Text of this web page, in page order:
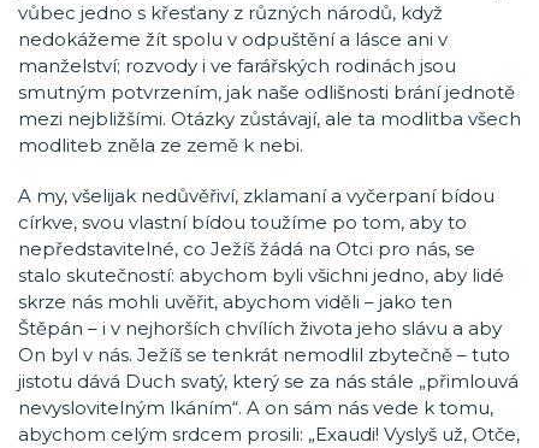
vůbec jedno s křesťany z různých národů, když
nedokážeme žít spolu v odpuštění a lásce ani v
manželství; rozvody i ve farářských rodinách jsou
smutným potvrzením, jak naše odlišnosti brání jednotě
mezi nejbližšími. Otázky zůstávají, ale ta modlitba všech
modliteb zněla ze země k nebi.
A my, všelijak nedůvěřiví, zklamaní a vyčerpaní bídou
církve, svou vlastní bídou toužíme po tom, aby to
nepředstavitelné, co Ježíš žádá na Otci pro nás, se
stalo skutečností: abychom byli všichni jedno, aby lidé
skrze nás mohli uvěřit, abychom viděli – jako ten
Štěpán – i v nejhorších chvílích života jeho slávu a aby
On byl v nás. Ježíš se tenkrát nemodlil zbytečně – tuto
jistotu dává Duch svatý, který se za nás stále „přimlouvá
nevyslovitelným lkáním“. A on sám nás vede k tomu,
abychom celým srdcem prosili: „Exaudi! Vyslyš už, Otče,